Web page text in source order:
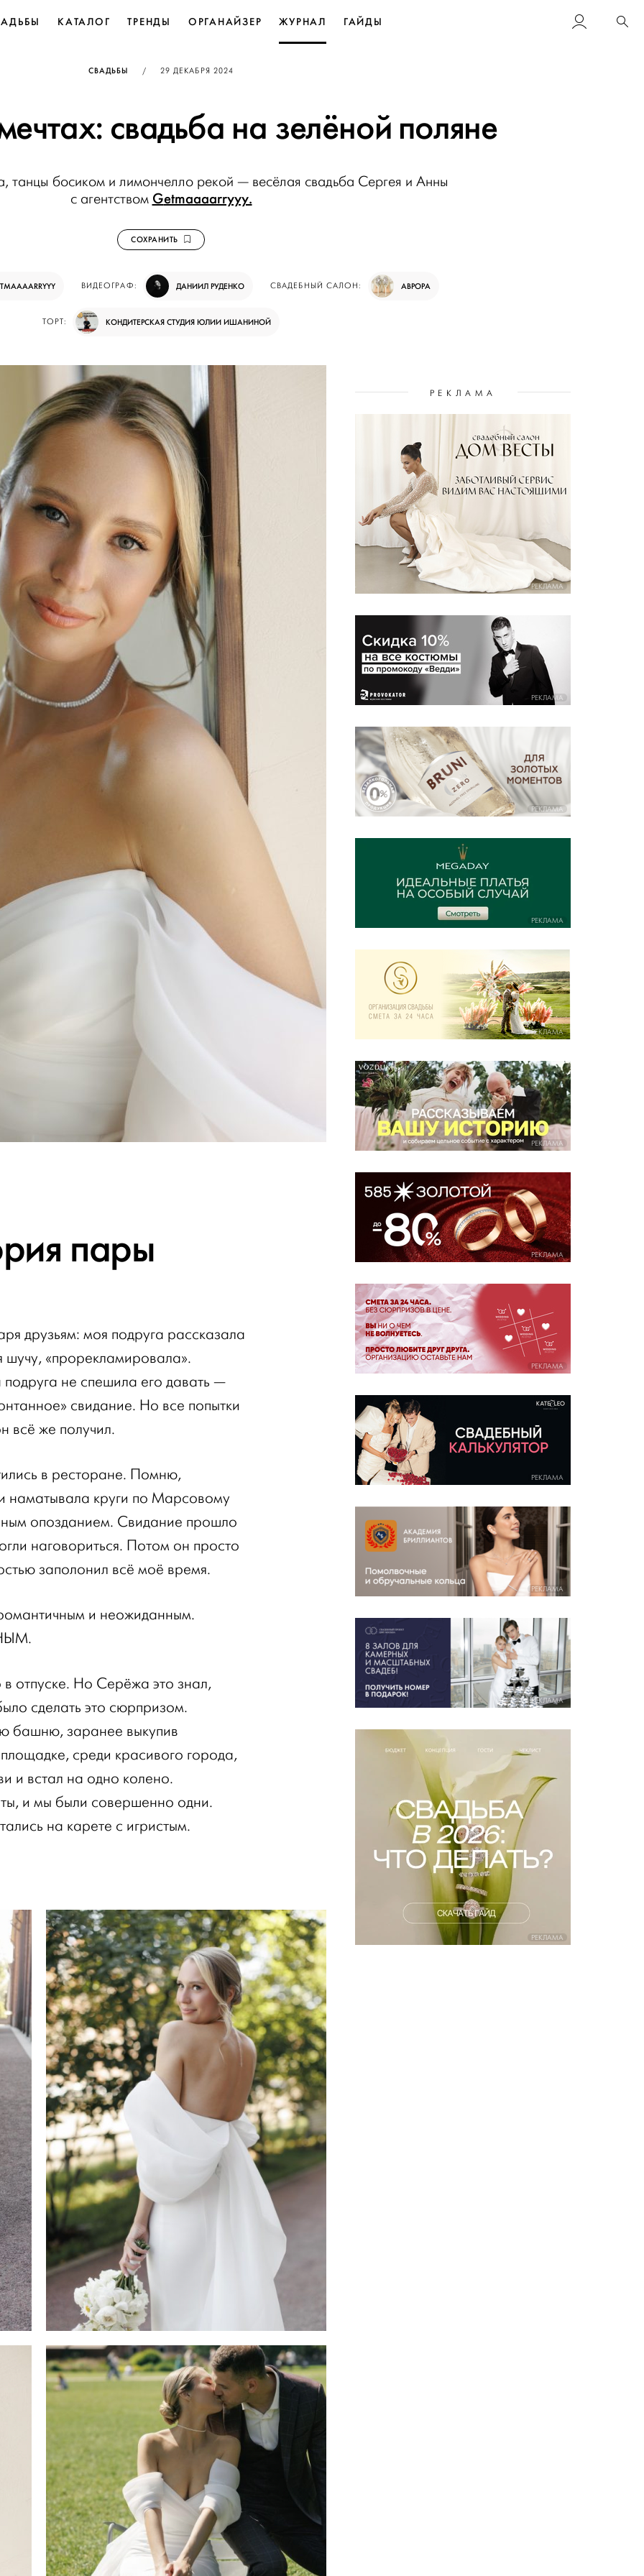
КАТАЛОГ ТРЕНДЫ ОРГАНАЙЗЕР ЖУРНАЛ ГАЙДЫ
СВАДЬБЫ / ОПУБЛИКОВАНО
29 ДЕКАБРЯ 2024
свадьба на зелёной поляне
танцы босиком и лимончелло рекой — весёлая свадьба Сергея и Анны
с агентством Getmaaaarryyy.
СОХРАНИТЬ
ВИДЕОГРАФ: ДАНИИЛ РУДЕНКО СВАДЕБНЫЙ САЛОН: АВРОРА
ТОРТ: КОНДИТЕРСКАЯ СТУДИЯ ЮЛИИ ИШАНИНОЙ
пары
друзьям: моя подруга рассказала
«прорекламировала».
не спешила его давать —
свидание. Но все попытки
всё же получил.
в ресторане. Помню,
наматывала круги по Марсовому
опозданием. Свидание прошло
наговориться. Потом он просто
заполонил всё моё время.
и неожиданным.
в отпуске. Но Серёжа это знал,
сделать это сюрпризом.
башню, заранее выкупив
среди красивого города,
и встал на одно колено.
и мы были совершенно одни.
на карете с игристым.
РЕКЛАМА
РЕКЛАМА
РЕКЛАМА
РЕКЛАМА
РЕКЛАМА
РЕКЛАМА
РЕКЛАМА
РЕКЛАМА
РЕКЛАМА
РЕКЛАМА
РЕКЛАМА
РЕКЛАМА
РЕКЛАМА